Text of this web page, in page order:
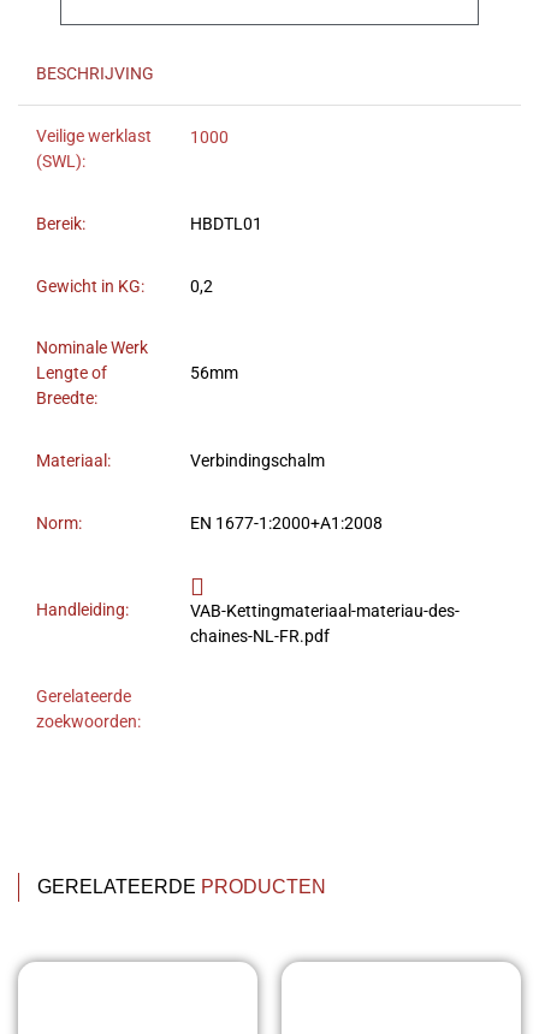
BESCHRIJVING
Veilige werklast
(SWL):
1000
Bereik: HBDTL01
Gewicht in KG: 0,2
Nominale Werk
Lengte of
Breedte:
56mm
Materiaal: Verbindingschalm
Norm: EN 1677-1:2000+A1:2008
Handleiding:
VAB-Kettingmateriaal-materiau-des-
chaines-NL-FR.pdf
Gerelateerde
zoekwoorden:
GERELATEERDE PRODUCTEN